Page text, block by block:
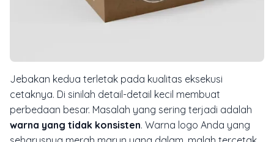
Jebakan kedua terletak pada kualitas eksekusi
cetaknya. Di sinilah detail-detail kecil membuat
perbedaan besar. Masalah yang sering terjadi adalah
warna yang tidak konsisten. Warna logo Anda yang